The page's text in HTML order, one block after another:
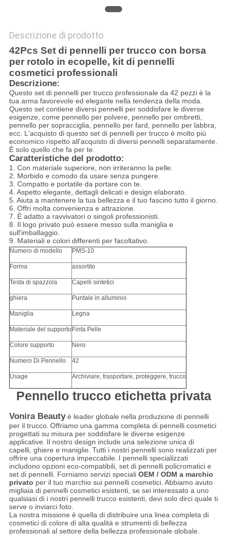
Descrizione di prodotto
42Pcs Set di pennelli per trucco con borsa
per rotolo in ecopelle, kit di pennelli
cosmetici professionali
Descrizione:
Questo set di pennelli per trucco professionale da 42 pezzi è la
tua arma favorevole ed elegante nella tendenza della moda.
Questo set contiene diversi pennelli per soddisfare le diverse
esigenze, come pennello per polvere, pennello per ombretti,
pennello per sopracciglia, pennello per fard, pennello per labbra,
ecc. L'acquisto di questo set di pennelli per trucco è molto più
economico rispetto all'acquisto di diversi pennelli separatamente.
È solo quello che fa per te.
Caratteristiche del prodotto:
1. Con materiale superiore, non irriteranno la pelle.
2. Morbido e comodo da usare senza pungere.
3. Compatto e portatile da portare con te.
4. Aspetto elegante, dettagli delicati e design elaborato.
5. Aiuta a mantenere la tua bellezza e il tuo fascino tutto il giorno.
6. Offri molta convenienza e attrazione.
7. È adatto a ravvivatori o singoli professionisti.
8. Il logo privato può essere messo sulla maniglia e
sull'imballaggio.
9. Materiali e colori differenti per facoltativo.
Numero di modello PMS-10
Forma assortito
Testa di spazzola Capelli sintetici
ghiera Puntale in alluminio
Maniglia Legna
Materiale del supporto Finta Pelle
Colore supporto Nero
Numero Di Pennello 42
Usage Archiviare, trasportare, proteggere, trucco
Pennello trucco etichetta privata
Vonira Beautyè leader globale nella produzione di pennelli
per il trucco. Offriamo una gamma completa di pennelli cosmetici
progettati su misura per soddisfare le diverse esigenze
applicative. Il nostro design include una selezione unica di
capelli, ghiere e maniglie. Tutti i nostri pennelli sono realizzati per
offrire una copertura impeccabile. I pennelli specializzati
includono opzioni eco-compatibili, set di pennelli policromatici e
set di pennelli. Forniamo servizi speciali OEM / ODM a marchio
privato per il tuo marchio sui pennelli cosmetici. Abbiamo avuto
migliaia di pennelli cosmetici esistenti, se sei interessato a uno
qualsiasi di i nostri pennelli trucco esistenti, devi solo dirci quale ti
serve o inviarci foto.
La nostra missione è quella di distribuire una linea completa di
cosmetici di colore di alta qualità e strumenti di bellezza
professionali al settore della bellezza professionale globale.